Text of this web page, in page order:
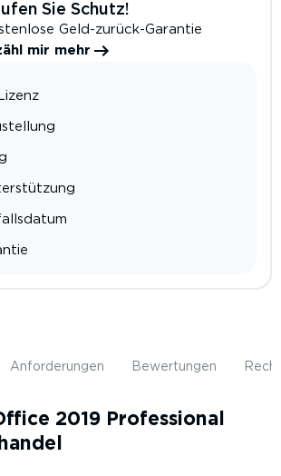
Sie Schutz!
Geld-zurück-Garantie
mir mehr
Anforderungen Bewertungen
2019 Professional